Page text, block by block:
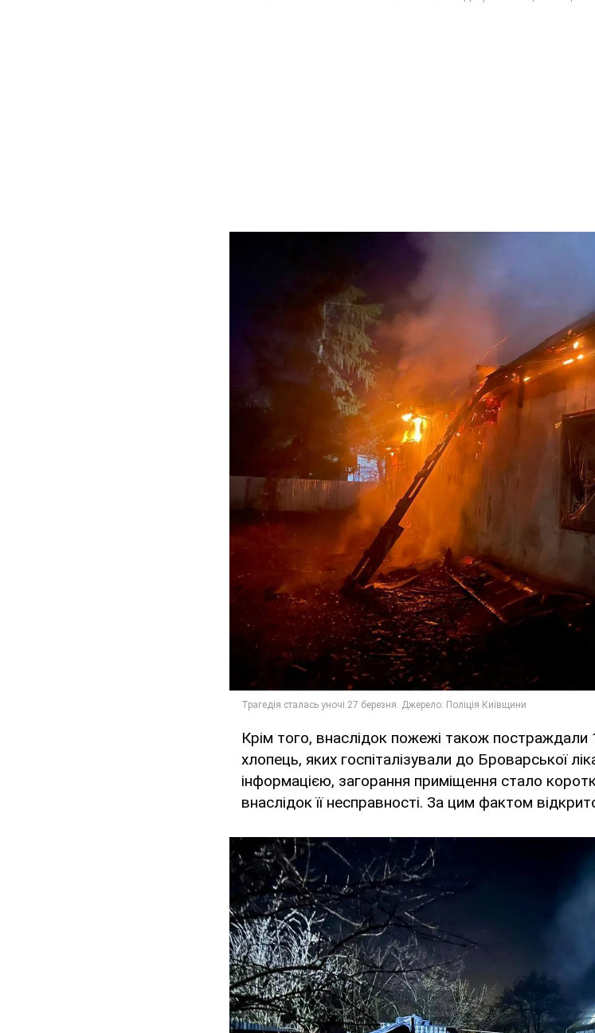
Крім того, внаслідок пожежі також постраждали
хлопець, яких госпіталізували до Броварської
інформацією, загорання приміщення стало
внаслідок її несправності. За цим фактом